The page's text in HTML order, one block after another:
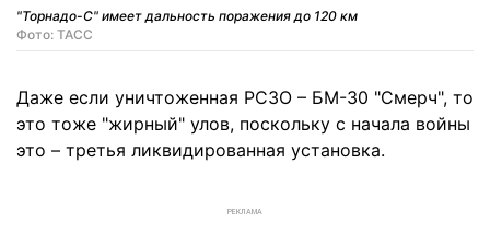
"Торнадо-С" имеет дальность поражения до 120 км
Фото: ТАСС
Даже если уничтоженная РСЗО – БМ-30 "Смерч", то
это тоже "жирный" улов, поскольку с начала войны
это – третья ликвидированная установка.
РЕКЛАМА